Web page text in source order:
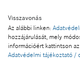
Visszavonás
Az alábbi linken:
hozzájárulását, mely
információért kattintson
Adatvédelmi tájékoztató /
Műveletek